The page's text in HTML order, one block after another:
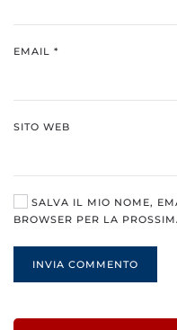
EMAIL *
SITO WEB
SALVA IL MIO NOME,
BROWSER PER LA
INVIA COMMENTO